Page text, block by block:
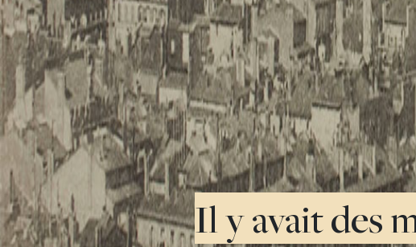
Il y avait des